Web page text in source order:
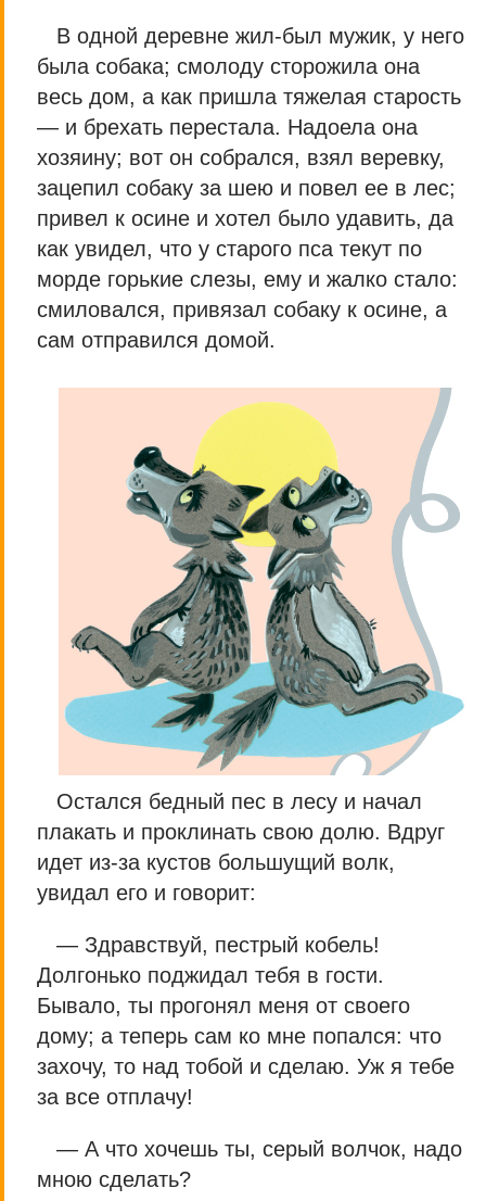
В одной деревне жил-был мужик, у него
была собака; смолоду сторожила она
весь дом, а как пришла тяжелая старость
— и брехать перестала. Надоела она
хозяину; вот он собрался, взял веревку,
зацепил собаку за шею и повел ее в лес;
привел к осине и хотел было удавить, да
как увидел, что у старого пса текут по
морде горькие слезы, ему и жалко стало:
смиловался, привязал собаку к осине, а
сам отправился домой.
Остался бедный пес в лесу и начал
плакать и проклинать свою долю. Вдруг
идет из-за кустов большущий волк,
увидал его и говорит:
— Здравствуй, пестрый кобель!
Долгонько поджидал тебя в гости.
Бывало, ты прогонял меня от своего
дому; а теперь сам ко мне попался: что
захочу, то над тобой и сделаю. Уж я тебе
за все отплачу!
— А что хочешь ты, серый волчок, надо
мною сделать?